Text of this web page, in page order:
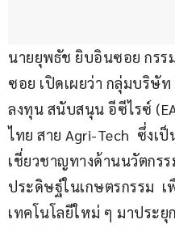
นายยุพธัช ยิบอินซอย กร
ซอย เปิดเผยว่า กลุ่มบริษั
ลงทุน สนับสนุน อีซีไรซ์
ไทย สาย Agri-Tech  ซึ่ง
เชี่ยวชาญทางด้านนวัตกร
ประดิษฐ์ในเกษตรกรรม
เทคโนโลยีใหม่ ๆ มาประยุ